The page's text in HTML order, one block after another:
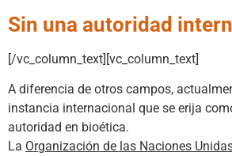
Sin una autoridad
[/vc_column_text][vc_column_text]
A diferencia de otros campos,
instancia internacional que se erija
autoridad en bioética.
La Organización de las Naciones